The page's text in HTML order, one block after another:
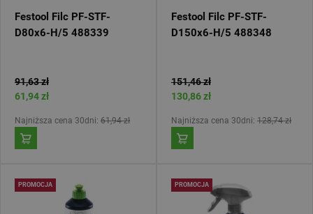
Festool Filc PF-STF-
D80x6-H/5 488339
91,63 zł
61,94 zł
Najniższa cena 30dni: 61,94 zł
Festool Filc PF-STF-
D150x6-H/5 488348
151,46 zł
130,86 zł
Najniższa cena 30dni: 128,74 zł
PROMOCJA PROMOCJA